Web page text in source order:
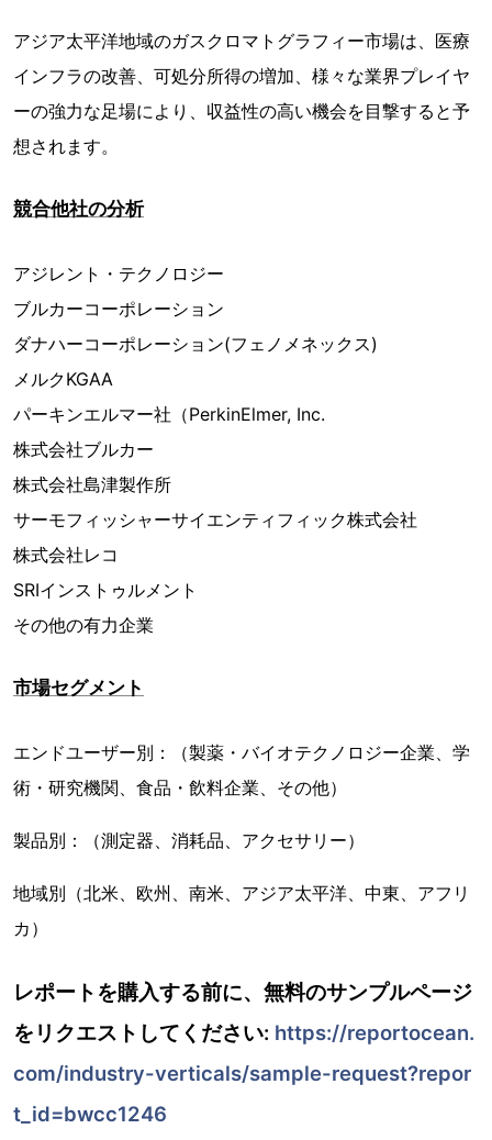
アジア太平洋地域のガスクロマトグラフィー市場は、医療
インフラの改善、可処分所得の増加、様々な業界プレイヤ
ーの強力な足場により、収益性の高い機会を目撃すると予
想されます。
競合他社の分析
アジレント・テクノロジー
ブルカーコーポレーション
ダナハーコーポレーション(フェノメネックス)
メルクKGAA
パーキンエルマー社（PerkinElmer, Inc.
株式会社ブルカー
株式会社島津製作所
サーモフィッシャーサイエンティフィック株式会社
株式会社レコ
SRIインストゥルメント
その他の有力企業
市場セグメント
エンドユーザー別：（製薬・バイオテクノロジー企業、学
術・研究機関、食品・飲料企業、その他）
製品別：（測定器、消耗品、アクセサリー）
地域別（北米、欧州、南米、アジア太平洋、中東、アフリ
カ）
レポートを購入する前に、無料のサンプルページ
をリクエストしてください: https://reportocean.
com/industry-verticals/sample-request?repor
t_id=bwcc1246